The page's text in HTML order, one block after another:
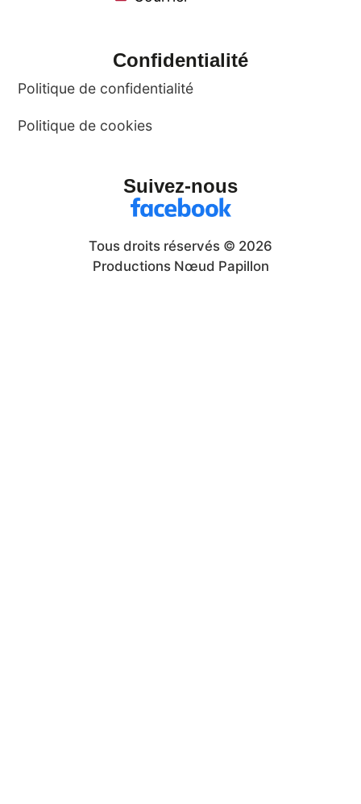
Confidentialité
Politique de confidentialité
Politique de cookies
Suivez-nous
Tous droits réservés © 2026
Productions Nœud Papillon